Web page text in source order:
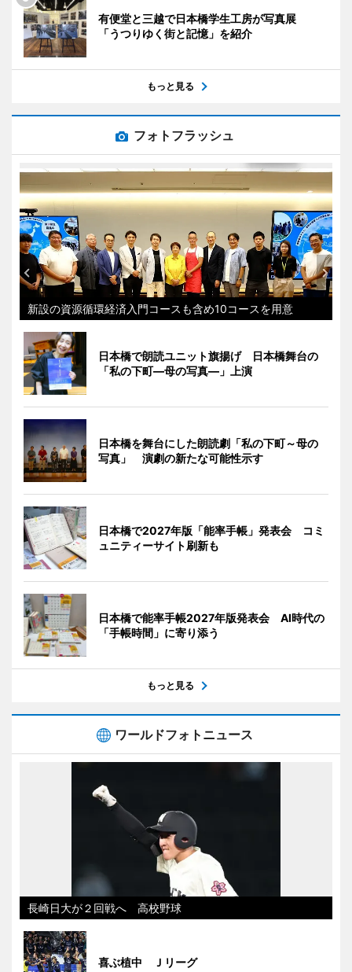
有便堂と三越で日本橋学生工房が写真展
「うつりゆく街と記憶」を紹介
もっと見る
フォトフラッシュ
新設の資源循環経済入門コースも含め10コースを用意
日本橋で朗読ユニット旗揚げ 日本橋舞台の
「私の下町―母の写真―」上演
日本橋を舞台にした朗読劇「私の下町～母の
写真」 演劇の新たな可能性示す
日本橋で2027年版「能率手帳」発表会 コミ
ュニティーサイト刷新も
日本橋で能率手帳2027年版発表会 AI時代の
「手帳時間」に寄り添う
もっと見る
ワールドフォトニュース
長崎日大が２回戦へ 高校野球
喜ぶ植中 Ｊリーグ